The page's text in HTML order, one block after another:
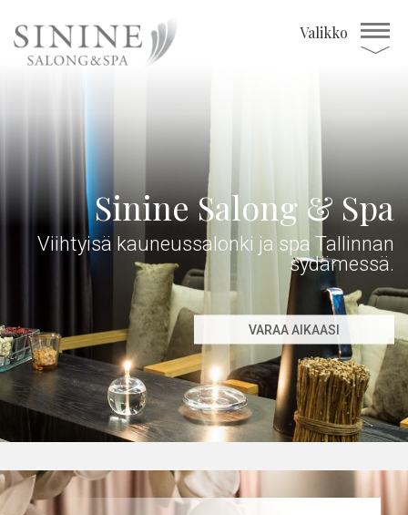
Valikko
Sinine Salong & Spa
Viihtyisä kauneussalonki ja spa Tallinnan
sydämessä.
VARAA AIKAASI